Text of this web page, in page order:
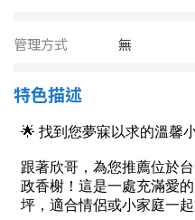
屏東縣
~
管理方式 無
特色描述